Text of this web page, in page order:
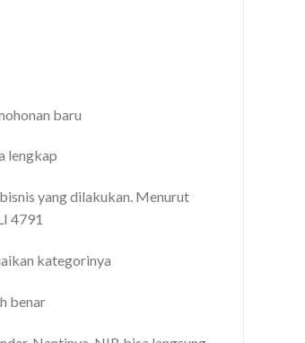
baru
lengkap
yang dilakukan. Menurut
4791
kategorinya
benar